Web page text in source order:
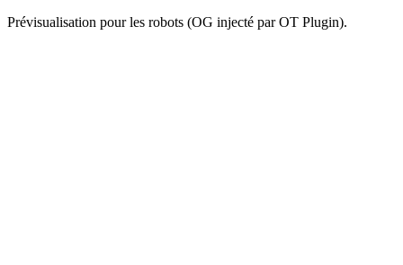
Prévisualisation pour les robots (OG injecté par OT Plugin).